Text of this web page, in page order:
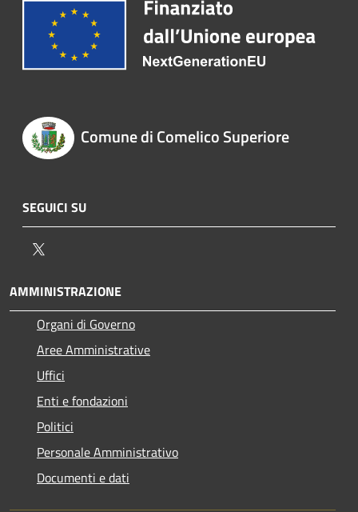
Comune di Comelico Superiore
SEGUICI SU
AMMINISTRAZIONE
Organi di Governo
Aree Amministrative
Uffici
Enti e fondazioni
Politici
Personale Amministrativo
Documenti e dati